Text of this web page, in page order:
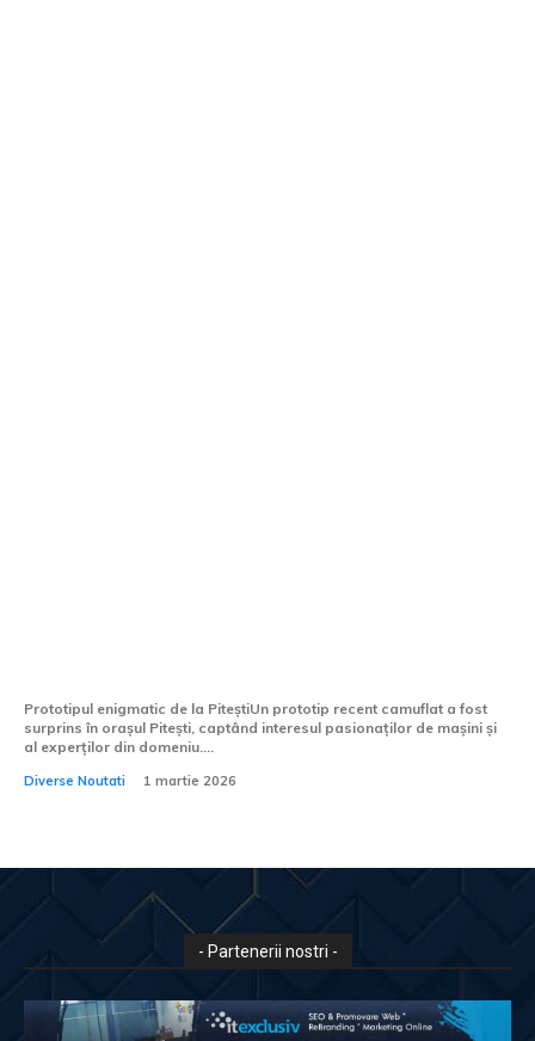
Prototipul enigmatic de la PiteștiUn prototip recent camuflat a fost
surprins în orașul Pitești, captând interesul pasionaților de mașini și
al experților din domeniu....
Diverse Noutati 1 martie 2026
- Partenerii nostri -